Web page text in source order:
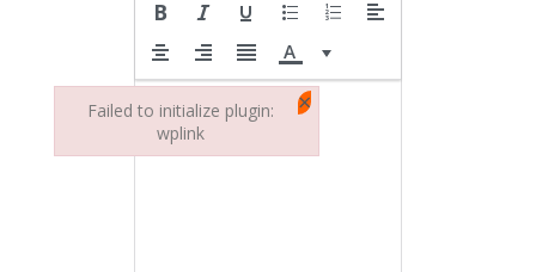
Failed to initialize plugin:
wplink
×
Failed to initialize plugin: wplink